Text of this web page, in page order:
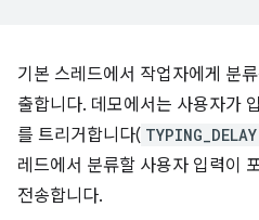
기본 스레드에서 작업자에게 분
출합니다. 데모에서는 사용자가
를 트리거합니다( TYPING_DELAY
레드에서 분류할 사용자 입력이
전송합니다.